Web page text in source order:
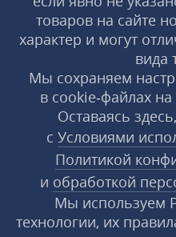
товаров на сайте
характер и могут
вида
Мы сохраняем
в cookie‑файлах
Оставаясь
с Условиями
Политикой
и обработкой
Мы используем
технологии, их